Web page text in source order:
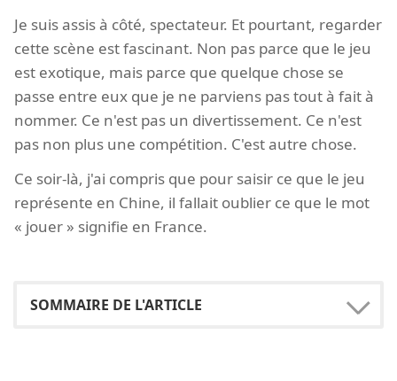
Je suis assis à côté, spectateur. Et pourtant, regarder
cette scène est fascinant. Non pas parce que le jeu
est exotique, mais parce que quelque chose se
passe entre eux que je ne parviens pas tout à fait à
nommer. Ce n'est pas un divertissement. Ce n'est
pas non plus une compétition. C'est autre chose.
Ce soir-là, j'ai compris que pour saisir ce que le jeu
représente en Chine, il fallait oublier ce que le mot
« jouer » signifie en France.